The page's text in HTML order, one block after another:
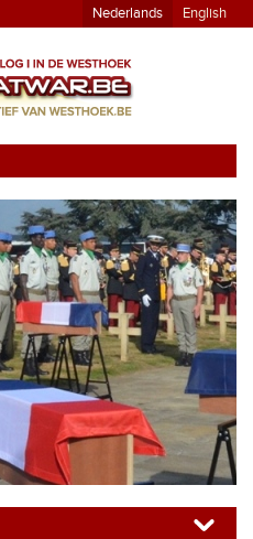
Nederlands English